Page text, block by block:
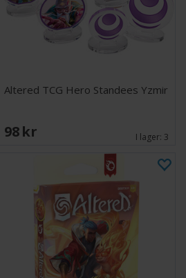
Altered TCG Hero Standees Yzmir
98 SEK I lager: 3